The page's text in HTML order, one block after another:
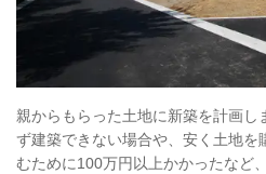
親からもらった土地に新築を計画し
ず建築できない場合や、安く土地を
むために100万円以上かかったなど